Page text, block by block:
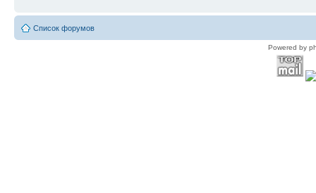
Список форумов
Powered by